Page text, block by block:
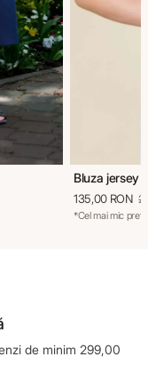
Bluza jersey
135,00 RON
*Cel mai mic preț
de minim 299,00